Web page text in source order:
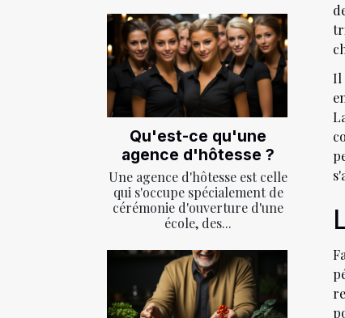
Qu'est-ce qu'une
agence d'hôtesse ?
Une agence d'hôtesse est celle
qui s'occupe spécialement de
cérémonie d'ouverture d'une
école, des...
Il